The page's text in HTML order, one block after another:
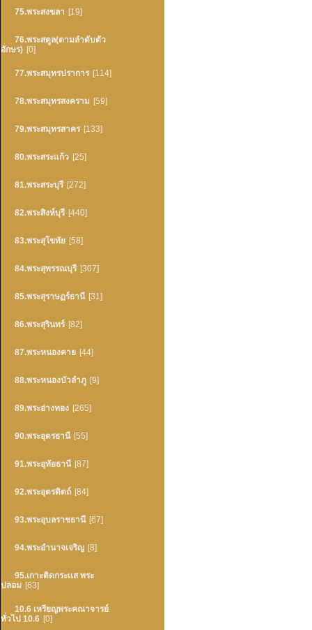
75.พระสงขลา [19]
76.พระสตูล(ตามลำดับตัว
อักษร) [0]
77.พระสมุทรปราการ [114]
78.พระสมุทรสงคราม [59]
79.พระสมุทรสาคร [133]
80.พระสระแก้ว [25]
81.พระสระบุรี [272]
82.พระสิงห์บุรี [440]
83.พระสุโขทัย [58]
84.พระสุพรรณบุรี [307]
85.พระสุราษฏร์ธานี [31]
86.พระสุรินทร์ [82]
87.พระหนองคาย [44]
88.พระหนองบัวลำภู [9]
89.พระอ่างทอง [265]
90.พระอุดรธานี [55]
91.พระอุทัยธานี [87]
92.พระอุตรดิตถ์ [84]
93.พระอุบลราชธานี [67]
94.พระอำนาจเจริญ [8]
95.เกาะติดกระเเส พระ
ปลอม [63]
10.6 เหรียญพระคณาจารย์
ทั่วไป 10.6 [0]